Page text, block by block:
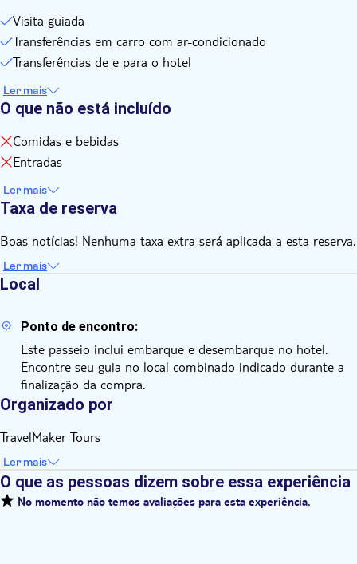
Visita guiada
Transferências em carro com ar-condicionado
Transferências de e para o hotel
Ler mais
O que não está incluído
Comidas e bebidas
Entradas
Ler mais
Taxa de reserva
Boas notícias! Nenhuma taxa extra será aplicada a esta reserva.
Ler mais
Local
Ponto de encontro:
Este passeio inclui embarque e desembarque no hotel.
Encontre seu guia no local combinado indicado durante a
finalização da compra.
Organizado por
TravelMaker Tours
Ler mais
O que as pessoas dizem sobre essa experiência
No momento não temos avaliações para esta experiência.